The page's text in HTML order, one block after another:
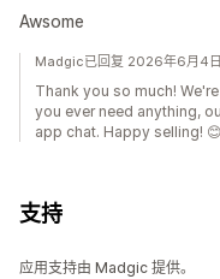
Awsome
Madgic已回复 2026年6月4日
Thank you so much!
you ever need anything,
app chat. Happy selling! 😊
支持
应用支持由 Madgic 提供。